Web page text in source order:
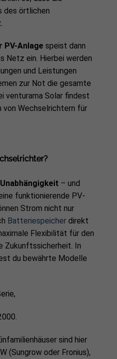
des örtlichen
PV-Anlage speist dann
Netz ein. Hierbei werden
und Leistungen
zur Not die gesamte
venturama Solar findest
von Wechselrichtern für
– und
funktionierende PV-
Strom nicht nur
Batteriespeicher direkt
Flexibilität für den
Zukunftssicherheit. In
du bewährte Modelle
sind hier
(Sungrow oder Fronius),